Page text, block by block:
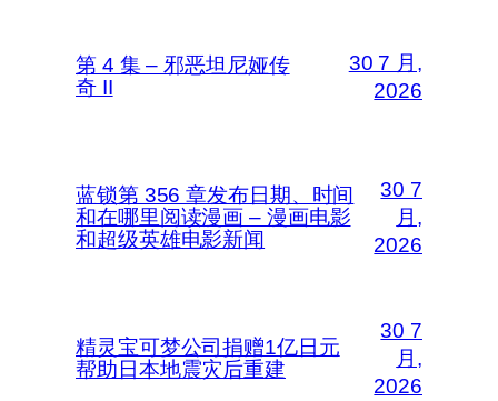
第 4 集 – 邪恶坦尼娅传
奇 II
30 7 月,
2026
蓝锁第 356 章发布日期、时间
和在哪里阅读漫画 – 漫画电影
和超级英雄电影新闻
30 7
月,
2026
精灵宝可梦公司捐赠1亿日元
帮助日本地震灾后重建
30 7
月,
2026